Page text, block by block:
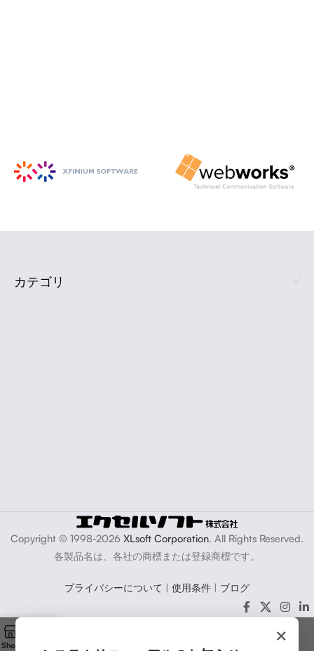
PowerPoint から HTML5 形式の e ラ
ーニング コンテンツを作成
カテゴリ
Copyright © 1998-2026 XLsoft Corporation. All Rights Reserved.
各製品名は、各社の商標または登録商標です。
プライバシーについて | 使用条件 | ブログ
Shop ×